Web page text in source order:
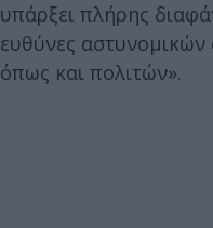
υπάρξει πλήρης
ευθύνες αστυνομικών
όπως και πολιτών».